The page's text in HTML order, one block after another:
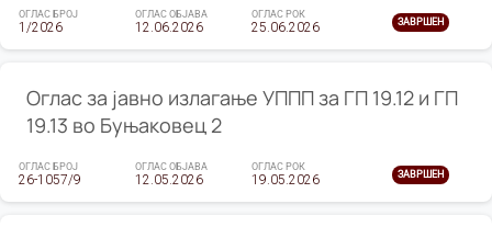
ОГЛАС БРОЈ
1/2026
ОГЛАС ОБЈАВА
12.06.2026
ОГЛАС РОК
25.06.2026 ЗАВРШЕН
Оглас за јавно излагање УППП за ГП 19.12 и ГП
19.13 во Буњаковец 2
ОГЛАС БРОЈ
26-1057/9
ОГЛАС ОБЈАВА
12.05.2026
ОГЛАС РОК
19.05.2026 ЗАВРШЕН